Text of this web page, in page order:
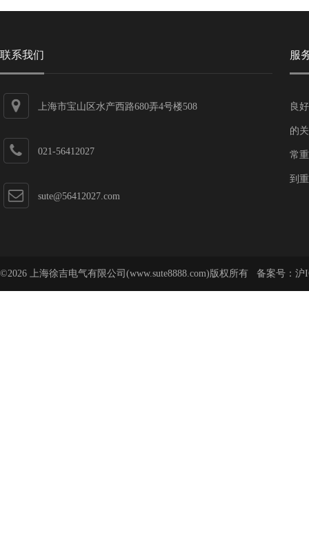
联系我们
上海市宝山区水产西路680弄4号楼508
021-56412027
sute@56412027.com
服
良
的
常
到
©2026 上海徐吉电气有限公司(www.sute8888.com)版权所有 备案号： 沪